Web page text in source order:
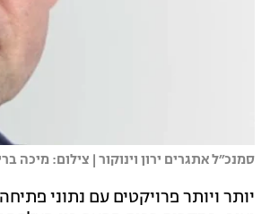
סמנכ״ל אתגרים ירון וינוקור | צילום: מיכה
יותר ויותר פרויקטים עם נתוני